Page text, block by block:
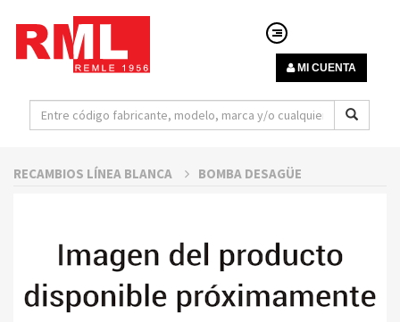
MI CUENTA
RECAMBIOS LÍNEA BLANCA BOMBA DESAGÜE